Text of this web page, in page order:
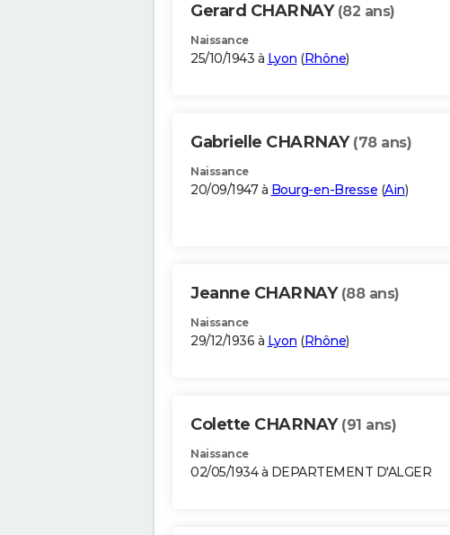
Gerard CHARNAY (82 ans)
Naissance
25/10/1943 à Lyon (Rhône)
Gabrielle CHARNAY (78 ans)
Naissance
20/09/1947 à Bourg-en-Bresse (Ain)
Jeanne CHARNAY (88 ans)
Naissance
29/12/1936 à Lyon (Rhône)
Colette CHARNAY (91 ans)
Naissance
02/05/1934 à DEPARTEMENT D'ALGER